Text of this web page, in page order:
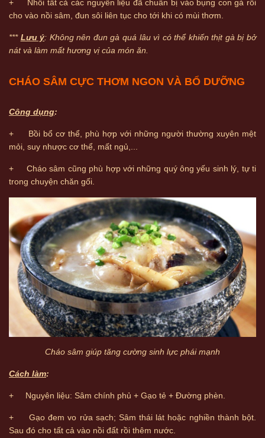
+ Nhồi tất cả các nguyên liệu đã chuẩn bị vào bụng con gà rồi
cho vào nồi sâm, đun sôi liên tục cho tới khi có mùi thơm.
*** Lưu ý: Không nên đun gà quá lâu vì có thể khiến thịt gà bị bở
nát và làm mất hương vị của món ăn.
CHÁO SÂM CỰC THƠM NGON VÀ BỔ DƯỠNG
Công dụng:
+ Bồi bổ cơ thể, phù hợp với những người thường xuyên mệt
mỏi, suy nhược cơ thể, mất ngủ,...
+ Cháo sâm cũng phù hợp với những quý ông yếu sinh lý, tự ti
trong chuyện chăn gối.
Cháo sâm giúp tăng cường sinh lực phái mạnh
Cách làm:
+ Nguyên liệu: Sâm chính phủ + Gạo tẻ + Đường phèn.
+ Gạo đem vo rửa sạch; Sâm thái lát hoặc nghiền thành bột.
Sau đó cho tất cả vào nồi đất rồi thêm nước.